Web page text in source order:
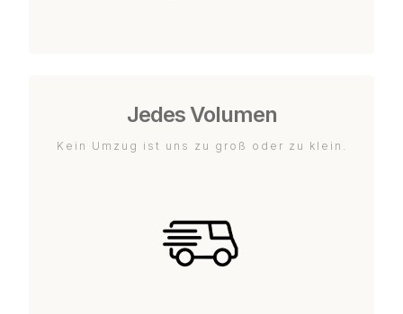
Jedes Volumen
Kein Umzug ist uns zu groß oder zu klein.